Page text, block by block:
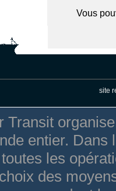
Vous
site
Transit
entier.
les
des